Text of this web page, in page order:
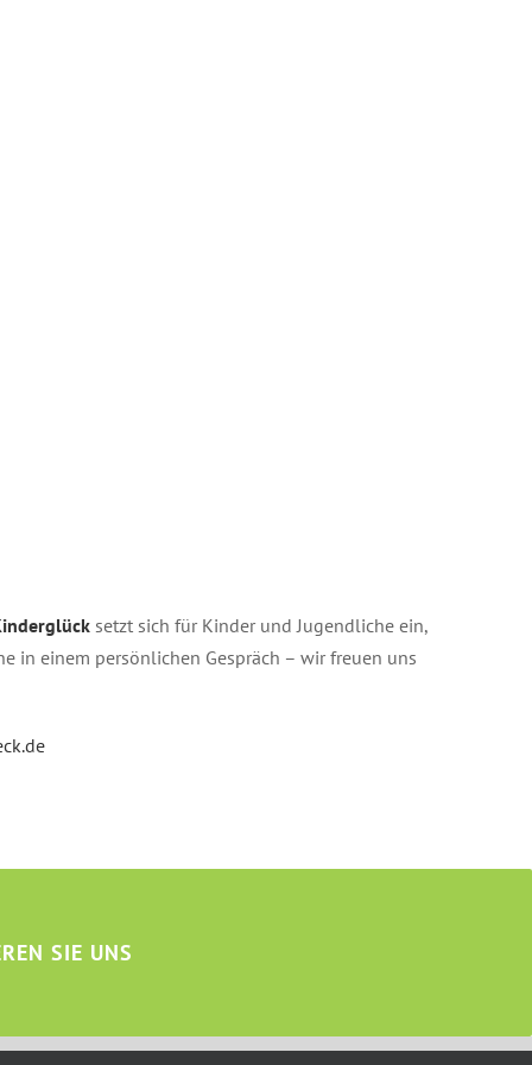
setzt sich für Kinder und Jugendliche ein,
in einem persönlichen Gespräch – wir freuen uns
SIE UNS